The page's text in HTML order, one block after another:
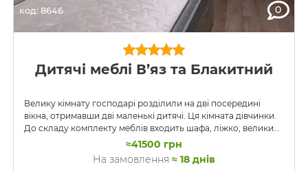
код: 8646 0
Дитячі меблі В’яз та Блакитний
Велику кімнату господарі розділили на дві посередині
вікна, отримавши дві маленькі дитячі. Ця кімната дівчинки.
До складу комплекту меблів входить шафа, ліжко, великий
кутовий стіл, тумба з шухлядами, та багато навісних шафок
з відкритими та закритими полицями. Корпуси виконані із
ДСП “В’яз Ліберті”. Фасад – ДСП “Сутінковий Блакитний”.
≈41500 грн
На замовлення ≈ 18 днів